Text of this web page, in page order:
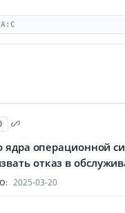
операционной
отказ в
2025-03-20